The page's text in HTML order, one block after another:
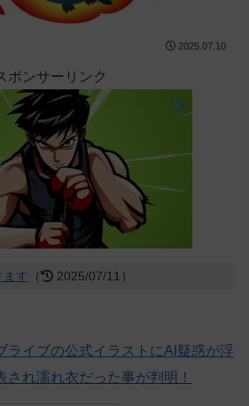
2025.07.10
ポンサーリンク
ます （ 2025/07/11）
ライブの公式イラストにAI疑惑が浮
され濡れ衣だった事が判明！